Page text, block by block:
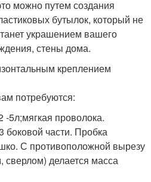
можно путем создания
бутылок, который не
украшением вашего
стены дома.
креплением
потребуются:
5л;мягкая проволока.
боковой части. Пробка
С противоположной вырезу
делается масса